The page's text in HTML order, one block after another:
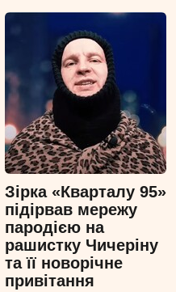
Зірка «Кварталу 95»
підірвав мережу
пародією на
рашистку Чичеріну
та її новорічне
привітання